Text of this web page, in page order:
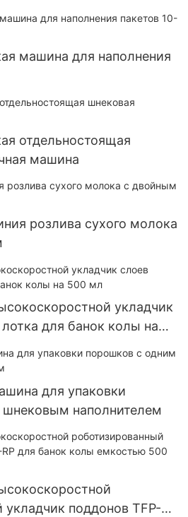
емкостью 330–500
машина для наполнения
отдельностоящая
машина
розлива сухого молока
укладчик
для банок колы на
для упаковки
наполнителем
поддонов TFP-RP